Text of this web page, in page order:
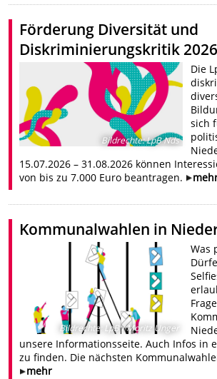
Förderung Diversität und
Diskriminierungskritik 2026
Bildrechte:LpB Nds
Die
sich
15.07.2026 – 31.08.2026 können
von bis zu 7.000 Euro beantragen.
Kommunalwahlen in
Bildrechte: LpB / Moritz Unger
Was
unsere Informationsseite. Auch Infos in
zu finden. Die nächsten
mehr